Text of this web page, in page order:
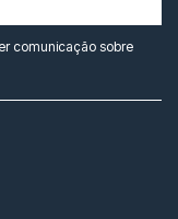
comunicação sobre